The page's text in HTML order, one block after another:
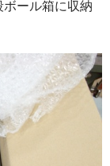
ール箱に収納